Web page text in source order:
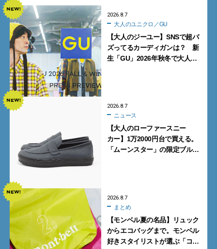
2026.8.7
大人のユニクロ／GU
【大人のジーユー】SNSで超バ
ズってるカーディガンは？ 新
生「GU」2026年秋冬で大人メ
2026.8.7
ニュース
【大人のローファースニー
カー】1万2000円台で買える。
「ムーンスター」の限定ブルー
2026.8.7
まとめ
【モンベル夏の名品】リュック
からエコバッグまで。モンベル
好きスタイリストが選ぶ「コス